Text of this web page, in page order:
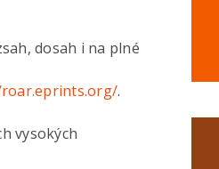
dosah i na plné
.
vysokých